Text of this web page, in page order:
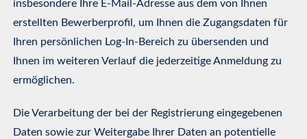
insbesondere Ihre E-Mail-Adresse aus dem von Ihnen
erstellten Bewerberprofil, um Ihnen die Zugangsdaten für
Ihren persönlichen Log-In-Bereich zu übersenden und
Ihnen im weiteren Verlauf die jederzeitige Anmeldung zu
ermöglichen.
Die Verarbeitung der bei der Registrierung eingegebenen
Daten sowie zur Weitergabe Ihrer Daten an potentielle